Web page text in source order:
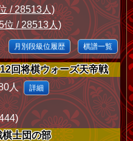
/ 28513人)
位 / 28513人)
月別段級位履歴 棋譜一覧
回将棋ウォーズ天帝戦
人 詳細
士団の部